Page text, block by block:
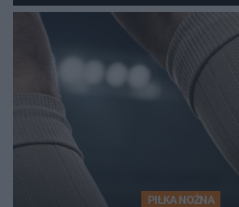
spotkania?
PIŁKA NOŻNA